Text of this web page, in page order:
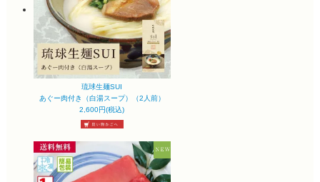
琉球生麺SUI
あぐー肉付き（白湯スープ）（2人前）
2,600円(税込)